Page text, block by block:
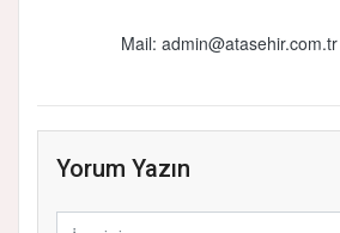
Mail: admin@atasehir.com.tr
Yorum Yazın